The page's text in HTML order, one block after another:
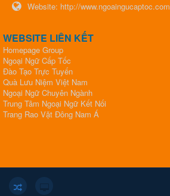
Website: http://www.ngoaingucaptoc.com
WEBSITE LIÊN KẾT
Homepage Group
Ngoại Ngữ Cấp Tốc
Đào Tạo Trực Tuyến
Quà Lưu Niệm Việt Nam
Ngoại Ngữ Chuyên Ngành
Trung Tâm Ngoại Ngữ Kết Nối
​​​​​​​Trang Rao Vặt Đông Nam Á